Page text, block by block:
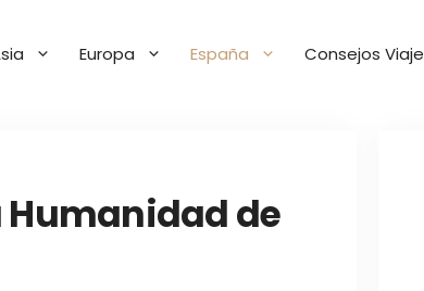
Europa España Consejos Viaje
Humanidad de